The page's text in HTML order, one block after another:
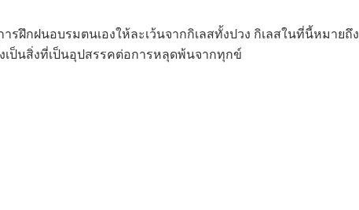
ฝึกฝนอบรมตนเองให้ละเว้นจากกิเลสทั้งปวง กิเลสในที่นี้หมายถึง
ป็นสิ่งที่เป็นอุปสรรคต่อการหลุดพ้นจากทุกข์